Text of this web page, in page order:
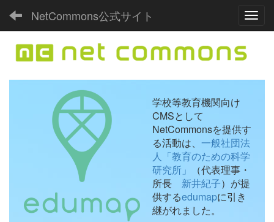
NetCommons公式サイト
学校等教育機関向け
CMSとして
NetCommonsを提供す
る活動は、 一般社団法
人「教育のための科学
研究所」
（代表理事・
所長 新井紀子）が提
供するedumapに引き
継がれました。